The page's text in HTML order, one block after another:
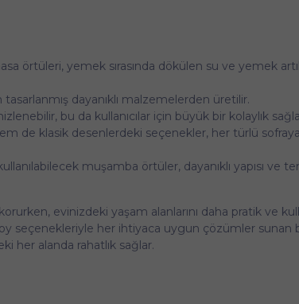
örtüleri, yemek sırasında dökülen su ve yemek
dayanıklı malzemelerden üretilir.
bu da kullanıcılar için büyük bir kolaylık
de klasik desenlerdeki seçenekler, her türlü
muşamba örtüler, dayanıklı yapısı ve
evinizdeki yaşam alanlarını daha pratik ve
seçenekleriyle her ihtiyaca uygun çözümler sunan
her alanda rahatlık sağlar.